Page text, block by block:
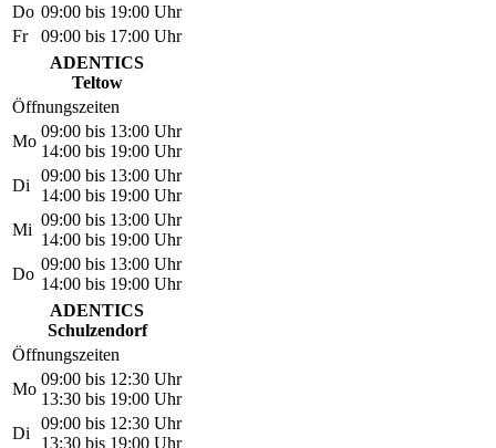
Do 09:00 bis 19:00 Uhr
Fr
09:00 bis 17:00 Uhr
ADENTICS
Teltow
Öffnungszeiten
Mo
09:00 bis 13:00 Uhr
14:00 bis 19:00 Uhr
Di
09:00 bis 13:00 Uhr
14:00 bis 19:00 Uhr
Mi
09:00 bis 13:00 Uhr
14:00 bis 19:00 Uhr
Do
09:00 bis 13:00 Uhr
14:00 bis 19:00 Uhr
ADENTICS
Schulzendorf
Öffnungszeiten
Mo
09:00 bis 12:30 Uhr
13:30 bis 19:00 Uhr
Di
09:00 bis 12:30 Uhr
13:30 bis 19:00 Uhr